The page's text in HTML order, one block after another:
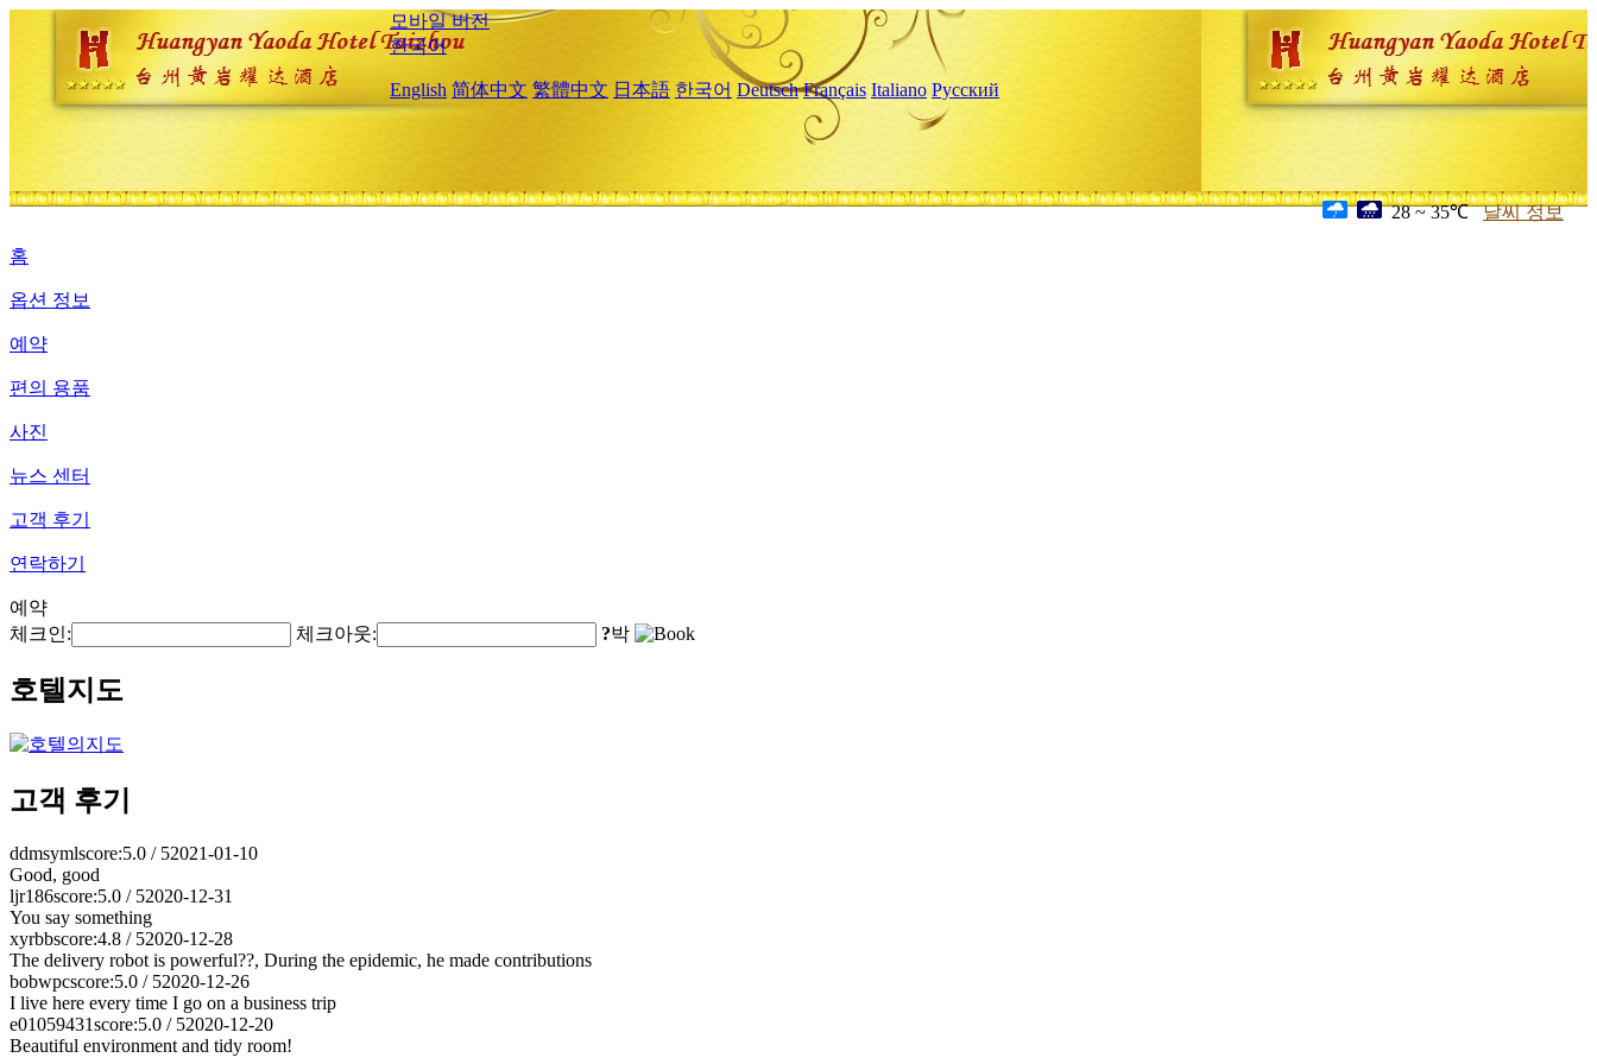
모바일 버전
한국어
English 简体中文 繁體中文 日本語 한국어 Deutsch Français Italiano Русский
28 ~ 35℃ 날씨 정보
홈
옵션 정보
예약
편의 용품
사진
뉴스 센터
고객 후기
연락하기
예약
체크인:
체크아웃: ?박
호텔지도
고객 후기
ddmsymlscore:5.0 / 52021-01-10
Good, good
ljr186score:5.0 / 52020-12-31
You say something
xyrbbscore:4.8 / 52020-12-28
The delivery robot is powerful??, During the epidemic, he made contributions
bobwpcscore:5.0 / 52020-12-26
I live here every time I go on a business trip
e01059431score:5.0 / 52020-12-20
Beautiful environment and tidy room!